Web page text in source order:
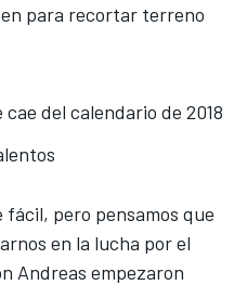
para recortar terreno
cae del calendario de 2018
pero pensamos que
en la lucha por el
Andreas empezaron